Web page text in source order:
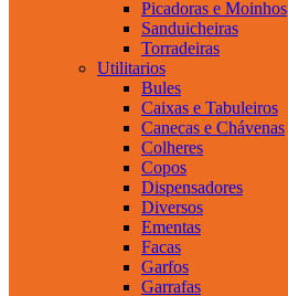
Picadoras e Moinhos
Sanduicheiras
Torradeiras
Utilitarios
Bules
Caixas e Tabuleiros
Canecas e Chávenas
Colheres
Copos
Dispensadores
Diversos
Ementas
Facas
Garfos
Garrafas